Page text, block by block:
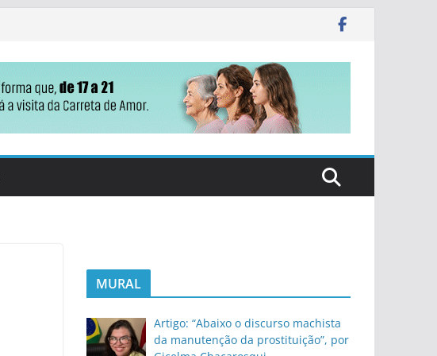
MURAL
Artigo: “Abaixo o discurso machista
da manutenção da prostituição”, por